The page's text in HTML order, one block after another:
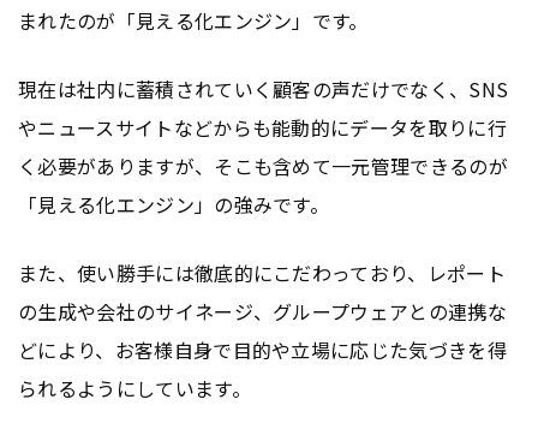
まれたのが「見える化エンジン」です。
現在は社内に蓄積されていく顧客の声だけでなく、SNS
やニュースサイトなどからも能動的にデータを取りに行
く必要がありますが、そこも含めて一元管理できるのが
「見える化エンジン」の強みです。
また、使い勝手には徹底的にこだわっており、レポート
の生成や会社のサイネージ、グループウェアとの連携な
どにより、お客様自身で目的や立場に応じた気づきを得
られるようにしています。